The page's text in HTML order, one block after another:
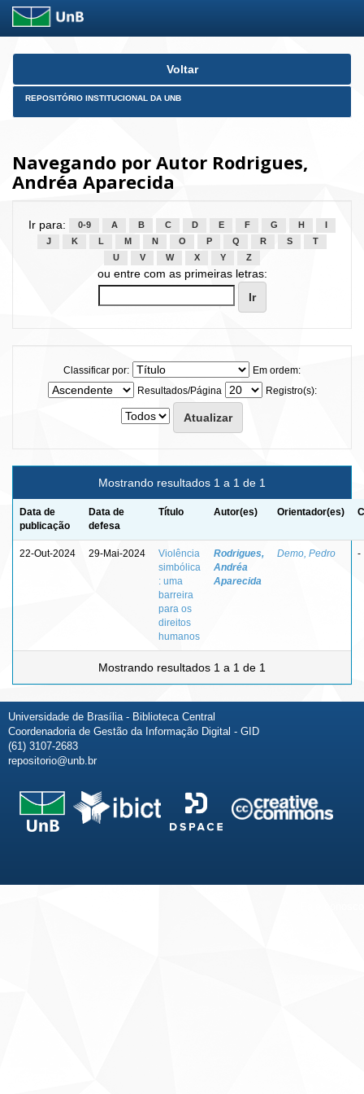
Skip
Voltar
REPOSITÓRIO INSTITUCIONAL DA UNB
Navegando por Autor Rodrigues,
Andréa Aparecida
Ir para: 0-9 A B C D E F G H
J
K L M N O P Q R S
T
U
V W X Y Z
ou entre com as primeiras letras:
Classificar por:
Em ordem:
Resultados/Página
Registro(s):
Mostrando resultados 1 a 1 de 1
Data de
publicação
Data de
defesa
Título Autor(es) Orientador(es)
22-Out-2024 29-Mai-2024
Violência
simbólica
: uma
barreira
para os
direitos
humanos
Rodrigues,
Andréa
Aparecida
Demo, Pedro -
Mostrando resultados 1 a 1 de 1
Universidade de Brasília - Biblioteca Central
Coordenadoria de Gestão da Informação Digital - GID
(61) 3107-2683
repositorio@unb.br